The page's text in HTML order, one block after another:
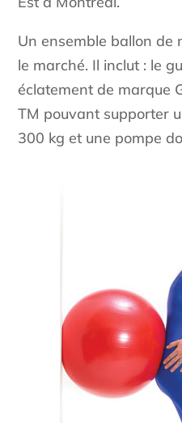
Un ensemble ballon de
le marché. Il inclut : le
éclatement de marque
TM pouvant supporter
300 kg et une pompe